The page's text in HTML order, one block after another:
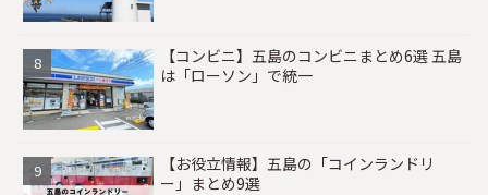
【コンビニ】五島のコンビニまとめ6選 五島
は「ローソン」で統一
【お役立情報】五島の「コインランドリ
ー」まとめ9選